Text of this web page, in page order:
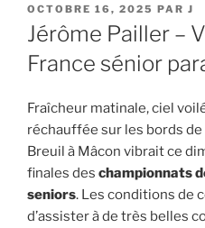
PUBLIÉ
LE
OCTOBRE 16, 2025 PAR J
Jérôme Pailler –
France sénior
Fraîcheur matinale, ciel
réchauffée sur les bords de
Breuil à Mâcon vibrait ce
finales des championnats
seniors. Les conditions de
d’assister à de très belles